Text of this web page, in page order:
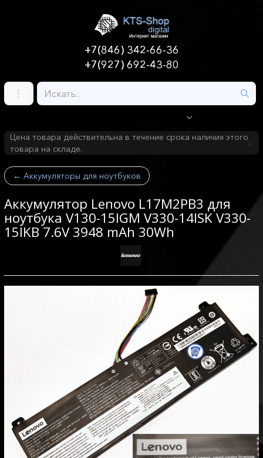
+7(846) 342-66-36
+7(927) 692-43-80
Цена товара действительна в течение срока наличия этого
товара на складе.
← Аккумуляторы для ноутбуков
Аккумулятор Lenovo L17M2PB3 для
ноутбука V130-15IGM V330-14ISK V330-
15IKB 7.6V 3948 mAh 30Wh